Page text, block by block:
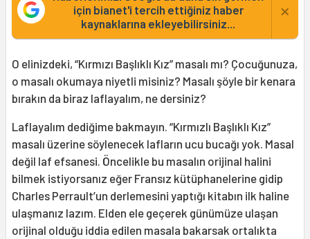
için bianet'i tercih ettiğiniz haber
kaynaklarına ekleyebilirsiniz...
×
O elinizdeki, “Kırmızı Başlıklı Kız” masalı mı? Çocuğunuza,
o masalı okumaya niyetli misiniz? Masalı şöyle bir kenara
bırakın da biraz laflayalım, ne dersiniz?
Laflayalım dediğime bakmayın. “Kırmızlı Başlıklı Kız”
masalı üzerine söylenecek lafların ucu bucağı yok. Masal
değil laf efsanesi. Öncelikle bu masalın orijinal halini
bilmek istiyorsanız eğer Fransız kütüphanelerine gidip
Charles Perrault’un derlemesini yaptığı kitabın ilk haline
ulaşmanız lazım. Elden ele geçerek günümüze ulaşan
orijinal olduğu iddia edilen masala bakarsak ortalıkta